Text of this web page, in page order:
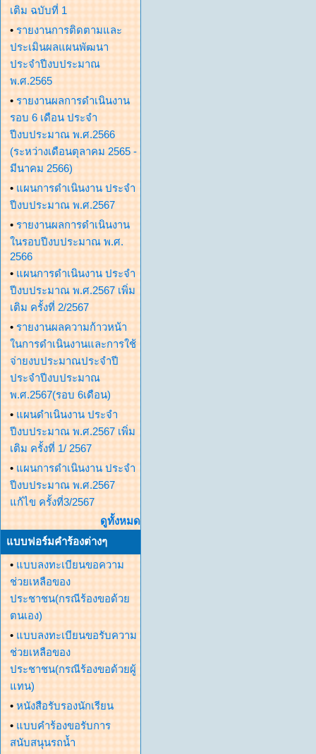
เติม ฉบับที่ 1
• รายงานการติดตามและ
ประเมินผลแผนพัฒนา
ประจำปีงบประมาณ
พ.ศ.2565
• รายงานผลการดำเนินงาน
รอบ 6 เดือน ประจำ
ปีงบประมาณ พ.ศ.2566
(ระหว่างเดือนตุลาคม 2565 -
มีนาคม 2566)
• แผนการดำเนินงาน ประจำ
ปีงบประมาณ พ.ศ.2567
• รายงานผลการดำเนินงาน
ในรอบปีงบประมาณ พ.ศ.
2566
• แผนการดำเนินงาน ประจำ
ปีงบประมาณ พ.ศ.2567 เพิ่ม
เติม ครั้งที่ 2/2567
• รายงานผลความก้าวหน้า
ในการดำเนินงานและการใช้
จ่ายงบประมาณประจำปี
ประจำปีงบประมาณ
พ.ศ.2567(รอบ 6เดือน)
• แผนดำเนินงาน ประจำ
ปีงบประมาณ พ.ศ.2567 เพิ่ม
เติม ครั้งที่ 1/ 2567
• แผนการดำเนินงาน ประจำ
ปีงบประมาณ พ.ศ.2567
แก้ไข ครั้งที่3/2567
ดูทั้งหมด
แบบฟอร์มคำร้องต่างๆ
• แบบลงทะเบียนขอความ
ช่วยเหลือของ
ประชาชน(กรณีร้องขอด้วย
ตนเอง)
• แบบลงทะเบียนขอรับความ
ช่วยเหลือของ
ประชาชน(กรณีร้องขอด้วยผู้
แทน)
• หนังสือรับรองนักเรียน
• แบบคำร้องขอรับการ
สนับสนุนรถน้ำ